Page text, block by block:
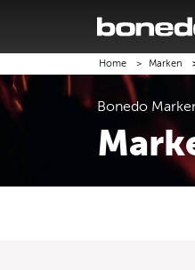
Home Marken
Bonedo